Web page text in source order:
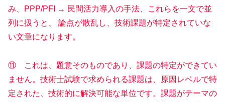
み、PPP/PFI → 民間活力導入の手法、これらを一文で並
列に扱うと、 論点が散乱し、技術課題が特定されていな
い文章になります。
⑪ これは、題意そのものであり、課題の特定ができてい
ません。技術士試験で求められる課題は、原因レベルで特
定された、技術的に解決可能な単位です。課題がテーマの